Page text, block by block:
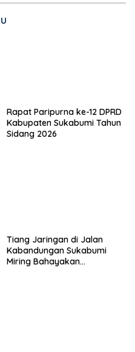
Rapat Paripurna ke-12 DPRD
Kabupaten Sukabumi Tahun
Sidang 2026
Tiang Jaringan di Jalan
Kabandungan Sukabumi
Miring Bahayakan